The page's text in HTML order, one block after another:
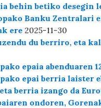
behin betiko desegin
Banku Zentralari
ere 2025-11-30
du berriro, eta
epaia abenduaren
epai berria laister
berria izango da
ondoren,